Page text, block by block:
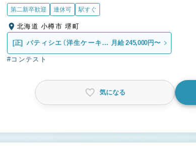
第二新卒歓迎 連休可 駅すぐ
北海道 小樽市 堺町
[正]
パティシエ（洋生ケーキ製
造スタッフ）
月給 245,000円〜
#コンテスト
気になる